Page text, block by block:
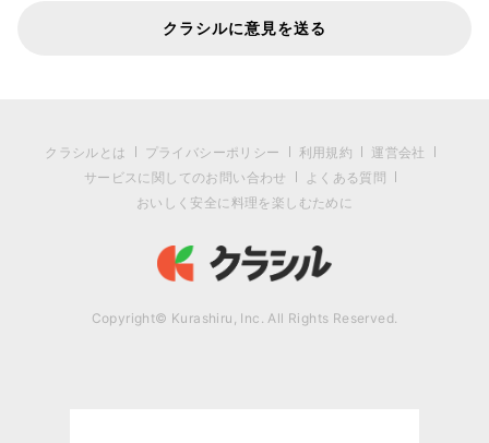
クラシルに意見を送る
クラシルとは プライバシーポリシー 利用規約
運営会社
サービスに関してのお問い合わせ
よくある質問
おいしく安全に料理を楽しむために
Copyright© Kurashiru, Inc. All Rights Reserved.